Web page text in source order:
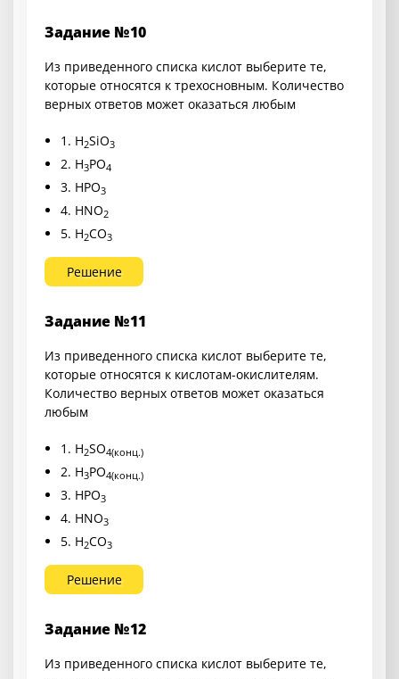
Задание №10
Из приведенного списка кислот выберите те,
которые относятся к трехосновным. Количество
верных ответов может оказаться любым
1. H2SiO3
2. H3PO4
3. HPO3
4. HNO2
5. H2CO3
Решение
Задание №11
Из приведенного списка кислот выберите те,
которые относятся к кислотам-окислителям.
Количество верных ответов может оказаться
любым
1. H2SO4(конц.)
2. H3PO4(конц.)
3. HPO3
4. HNO3
5. H2CO3
Решение
Задание №12
Из приведенного списка кислот выберите те,